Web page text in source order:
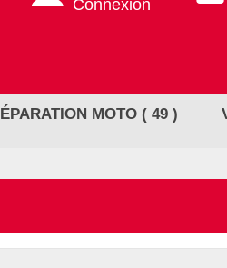
Connexion
MOTO ( 49 )